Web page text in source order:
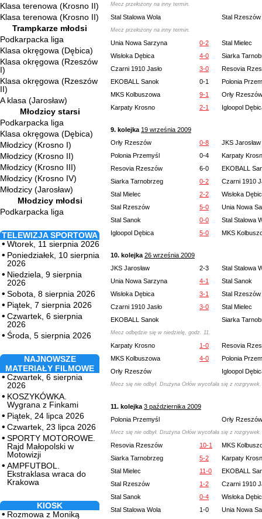
Klasa terenowa (Krosno II)
Klasa terenowa (Krosno II)
Trampkarze młodsi
Podkarpacka liga
Klasa okręgowa (Dębica)
Klasa okręgowa (Rzeszów
I)
Klasa okręgowa (Rzeszów
II)
A klasa (Jarosław)
Młodzicy starsi
Podkarpacka liga
Klasa okręgowa (Dębica)
Młodzicy (Krosno I)
Młodzicy (Krosno II)
Młodzicy (Krosno III)
Młodzicy (Krosno IV)
Młodzicy (Jarosław)
Młodzicy młodsi
Podkarpacka liga
TELEWIZJA SPORTOWA
Wtorek, 11 sierpnia 2026
Poniedziałek, 10 sierpnia
2026
Niedziela, 9 sierpnia
2026
Sobota, 8 sierpnia 2026
Piątek, 7 sierpnia 2026
Czwartek, 6 sierpnia
2026
Środa, 5 sierpnia 2026
NAJNOWSZE
MATERIAŁY FILMOWE
Czwartek, 6 sierpnia
2026
KOSZYKÓWKA.
Wygrana z Finkami
Piątek, 24 lipca 2026
Czwartek, 23 lipca 2026
SPORTY MOTOROWE.
Rajd Małopolski w
Motowizji
AMPFUTBOL.
Ekstraklasa wraca do
Krakowa
KIOSK
Rozmowa z Moniką
Mecz przełożony na inny termin.
Stal Stalowa Wola Stal Rzeszów
Mecz przełożony na inny termin.
Unia Nowa Sarzyna 0-2
Stal Mielec
Wisłoka Dębica
4-0
Siarka
Czarni 1910 Jasło
3-0
Resovia
EKOBALL Sanok
0-1
Polonia
MKS Kolbuszowa
9-1
Orły Rzeszów
Karpaty Krosno
2-1 Igloopol
9. kolejka 19 września 2009
Orły Rzeszów
0-8
JKS Jarosław
Polonia Przemyśl
0-4
Karpaty
Resovia Rzeszów
6-0
EKOBALL
Siarka Tarnobrzeg
0-2
Czarni 1910
Stal Mielec
2-2
Wisłoka
Stal Rzeszów
5-0
Unia Nowa
Stal Sanok
0-0
Stal Stalowa
Igloopol Dębica
5-0 MKS
10. kolejka 26 września 2009
JKS Jarosław
2-3
Stal Stalowa
Unia Nowa Sarzyna
4-1
Stal Sanok
Wisłoka Dębica
3-1
Stal Rzeszów
Czarni 1910 Jasło
3-0
Stal Mielec
EKOBALL Sanok
Siarka
Mecz odbędzie się w niedzielę, godz. 11.
Karpaty Krosno 1-0
Resovia
MKS Kolbuszowa
4-0
Polonia
Orły Rzeszów
Igloopol
Mecz się nie odbył. Drużyna Orłów wycofała się z rozgrywek.
11. kolejka 3 października 2009
Polonia Przemyśl
Orły Rzeszów
Mecz się nie odbył. Drużyna Orłów wycofała się z rozgrywek.
Resovia Rzeszów 10-1
MKS
Siarka Tarnobrzeg
5-2
Karpaty
Stal Mielec
11-0
EKOBALL
Stal Rzeszów
1-2
Czarni 1910
Stal Sanok
0-4
Wisłoka
Stal Stalowa Wola
1-0 Unia Nowa